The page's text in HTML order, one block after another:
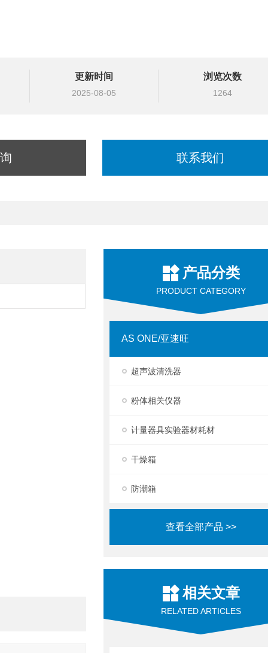
更新时间
2025-08-05
浏览次数
1264
联系我们
产品分类
PRODUCT CATEGORY
AS ONE/亚速旺
超声波清洗器
粉体相关仪器
计量器具实验器材耗材
干燥箱
防潮箱
查看全部产品 >>
相关文章
RELATED ARTICLES